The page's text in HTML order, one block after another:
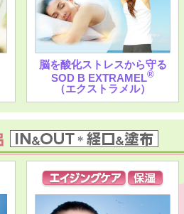
脳を酸化ストレスから守る
SOD B EXTRAMEL®
（エクストラメル）